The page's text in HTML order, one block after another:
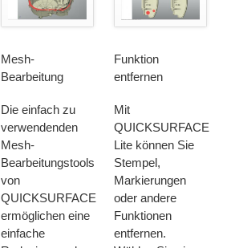
Mesh-
Bearbeitung
Die einfach zu
verwendenden
Mesh-
Bearbeitungstools
von
QUICKSURFACE
ermöglichen eine
einfache
Funktion
entfernen
Mit
QUICKSURFACE
Lite können Sie
Stempel,
Markierungen
oder andere
Funktionen
entfernen.